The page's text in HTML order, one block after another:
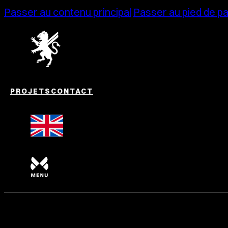
Passer au contenu principal Passer au pied de
PROJETS CONTACT